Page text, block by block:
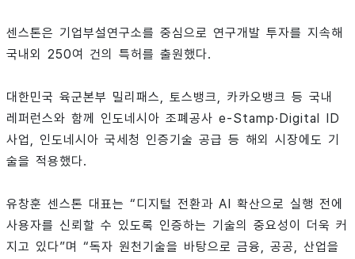
센스톤은 기업부설연구소를 중심으로 연구개발 투자를 지속해
국내외 250여 건의 특허를 출원했다.
대한민국 육군본부 밀리패스, 토스뱅크, 카카오뱅크 등 국내
레퍼런스와 함께 인도네시아 조폐공사 e-Stamp·Digital ID
사업, 인도네시아 국세청 인증기술 공급 등 해외 시장에도 기
술을 적용했다.
유창훈 센스톤 대표는 “디지털 전환과 AI 확산으로 실행 전에
사용자를 신뢰할 수 있도록 인증하는 기술의 중요성이 더욱 커
지고 있다”며 “독자 원천기술을 바탕으로 금융, 공공, 산업을